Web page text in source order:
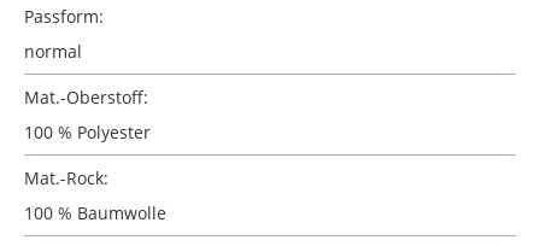
Passform:
normal
Mat.-Oberstoff:
100 % Polyester
Mat.-Rock:
100 % Baumwolle